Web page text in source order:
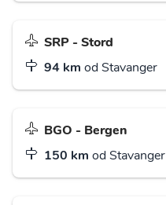
SRP - Stord
94 km od Stavanger
BGO - Bergen
150 km od Stavanger